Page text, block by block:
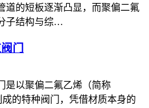
道的短板逐渐凸显，而聚偏二氟
子结构与综…
门
是以聚偏二氟乙烯（简称
的特种阀门，凭借材质本身的